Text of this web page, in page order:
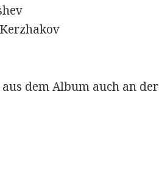
dem Album auch an der